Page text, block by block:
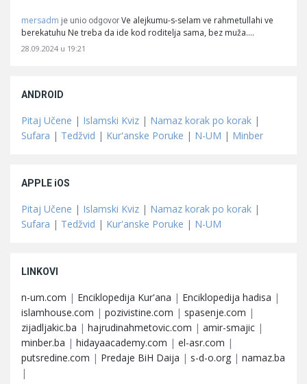
mersadm je unio odgovor Ve alejkumu-s-selam ve rahmetullahi ve
berekatuhu Ne treba da ide kod roditelja sama, bez muža.…
28.09.2024 u 19:21
ANDROID
Pitaj Učene | Islamski Kviz | Namaz korak po korak |
Sufara | Tedžvid | Kur'anske Poruke | N-UM | Minber
APPLE iOS
Pitaj Učene | Islamski Kviz | Namaz korak po korak |
Sufara | Tedžvid | Kur'anske Poruke | N-UM
LINKOVI
n-um.com | Enciklopedija Kur'ana | Enciklopedija hadisa |
islamhouse.com | pozivistine.com | spasenje.com |
zijadljakic.ba | hajrudinahmetovic.com | amir-smajic |
minber.ba | hidayaacademy.com | el-asr.com |
putsredine.com | Predaje BiH Daija | s-d-o.org | namaz.ba
|